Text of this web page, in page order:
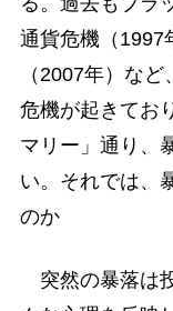
通貨危機（1997
（2007年）な
危機が起きてお
マリー」通り、
い。それでは、
のか
突然の暴落は